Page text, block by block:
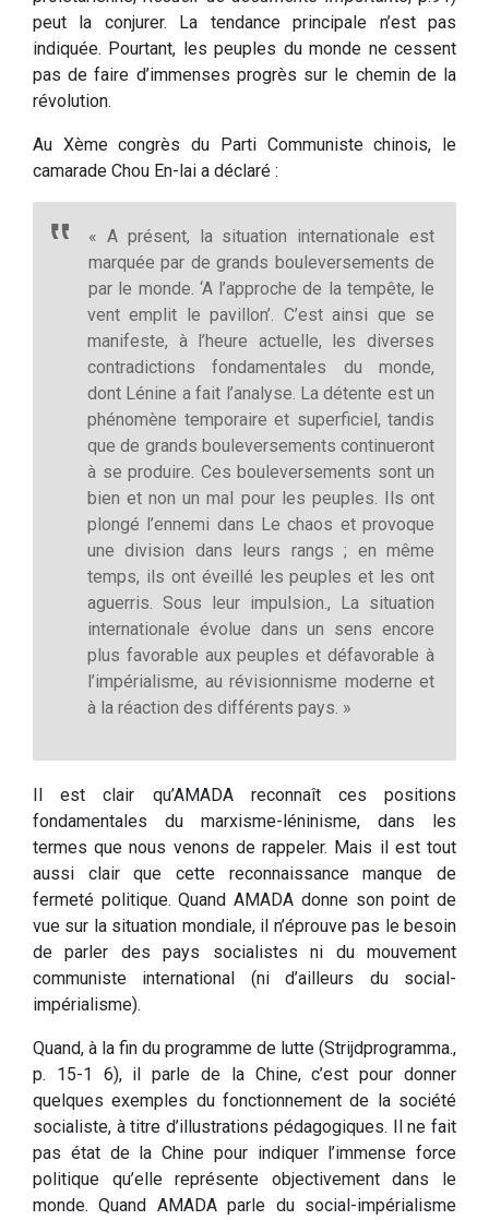
peut la conjurer. La tendance principale n’est pas
indiquée. Pourtant, les peuples du monde ne cessent
pas de faire d’immenses progrès sur le chemin de la
révolution.
Au Xème congrès du Parti Communiste chinois, le
camarade Chou En-lai a déclaré :
« A présent, la situation internationale est
marquée par de grands bouleversements de
par le monde. ‘A l’approche de la tempête, le
vent emplit le pavillon’. C’est ainsi que se
manifeste, à l’heure actuelle, les diverses
contradictions fondamentales du monde,
dont Lénine a fait l’analyse. La détente est un
phénomène temporaire et superficiel, tandis
que de grands bouleversements continueront
à se produire. Ces bouleversements sont un
bien et non un mal pour les peuples. Ils ont
plongé l’ennemi dans Le chaos et provoque
une division dans leurs rangs ; en même
temps, ils ont éveillé les peuples et les ont
aguerris. Sous leur impulsion., La situation
internationale évolue dans un sens encore
plus favorable aux peuples et défavorable à
l’impérialisme, au révisionnisme moderne et
à la réaction des différents pays. »
Il est clair qu’AMADA reconnaît ces positions
fondamentales du marxisme-léninisme, dans les
termes que nous venons de rappeler. Mais il est tout
aussi clair que cette reconnaissance manque de
fermeté politique. Quand AMADA donne son point de
vue sur la situation mondiale, il n’éprouve pas le besoin
de parler des pays socialistes ni du mouvement
communiste international (ni d’ailleurs du social-
impérialisme).
Quand, à la fin du programme de lutte (Strijdprogramma.,
p. 15-1 6), il parle de la Chine, c’est pour donner
quelques exemples du fonctionnement de la société
socialiste, à titre d’illustrations pédagogiques. Il ne fait
pas état de la Chine pour indiquer l’immense force
politique qu’elle représente objectivement dans le
monde. Quand AMADA parle du social-impérialisme